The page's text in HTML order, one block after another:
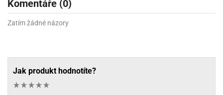
Komentáře (0)
Zatím žádné názory
Jak produkt hodnotíte?